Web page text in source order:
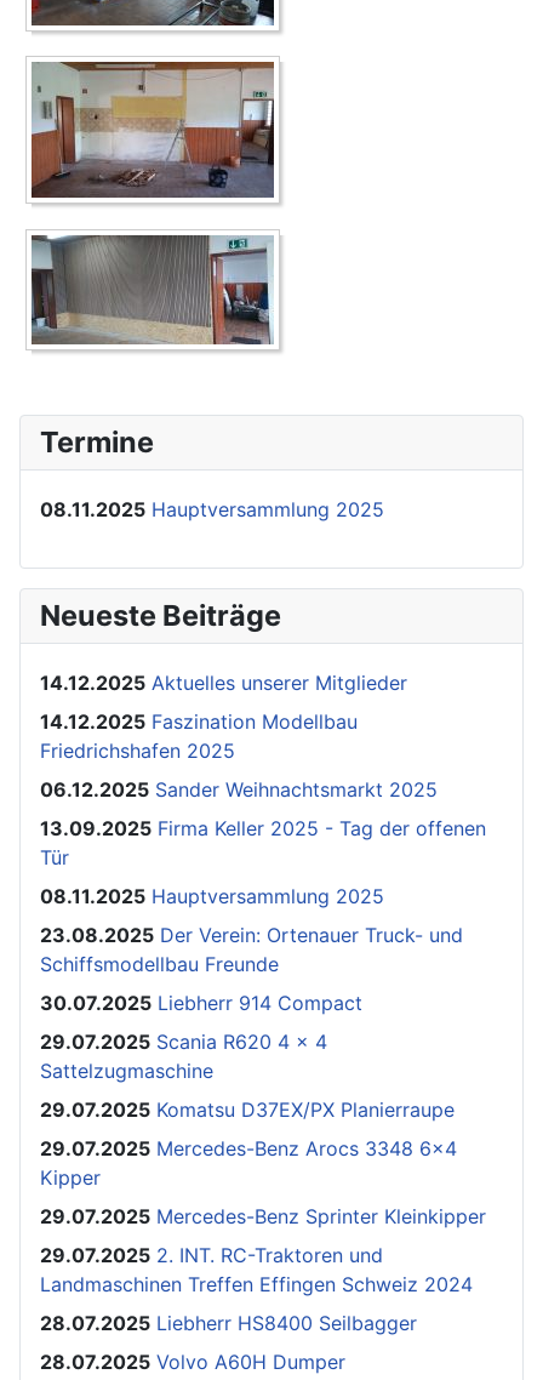
Termine
08.11.2025 Hauptversammlung 2025
Neueste Beiträge
14.12.2025 Aktuelles unserer Mitglieder
14.12.2025 Faszination Modellbau
Friedrichshafen 2025
06.12.2025 Sander Weihnachtsmarkt 2025
13.09.2025 Firma Keller 2025 - Tag der offenen
Tür
08.11.2025 Hauptversammlung 2025
23.08.2025 Der Verein: Ortenauer Truck- und
Schiffsmodellbau Freunde
30.07.2025 Liebherr 914 Compact
29.07.2025 Scania R620 4 x 4
Sattelzugmaschine
29.07.2025 Komatsu D37EX/PX Planierraupe
29.07.2025 Mercedes-Benz Arocs 3348 6x4
Kipper
29.07.2025 Mercedes-Benz Sprinter Kleinkipper
29.07.2025 2. INT. RC-Traktoren und
Landmaschinen Treffen Effingen Schweiz 2024
28.07.2025 Liebherr HS8400 Seilbagger
28.07.2025 Volvo A60H Dumper